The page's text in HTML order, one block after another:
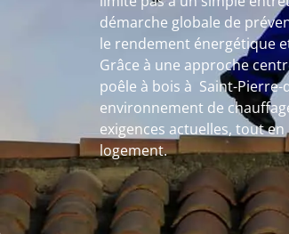
démarche globale de
le rendement énergétique
Grâce à une approche
poêle à bois à Saint-
environnement de
exigences actuelles, tout
logement.